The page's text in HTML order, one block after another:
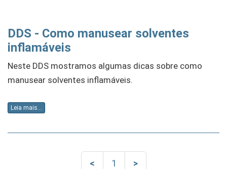
DDS - Como manusear solventes
inflamáveis
Neste DDS mostramos algumas dicas sobre como
manusear solventes inflamáveis.
Leia mais...
< 1 >